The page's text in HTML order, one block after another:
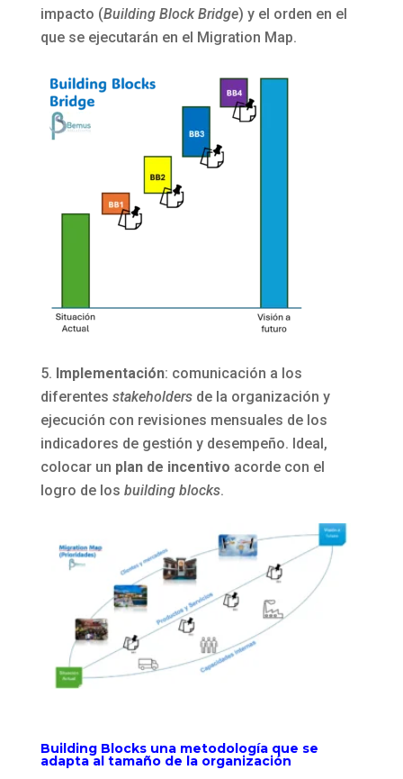
impacto (Building Block Bridge) y el orden en el
que se ejecutarán en el Migration Map.
Implementación: comunicación a los
diferentes stakeholdersde la organización y
ejecución con revisiones mensuales de los
indicadores de gestión y desempeño. Ideal,
colocar un plan de incentivo acorde con el
logro de los building blocks.
Building Blocks una metodología que se
adapta al tamaño de la organización